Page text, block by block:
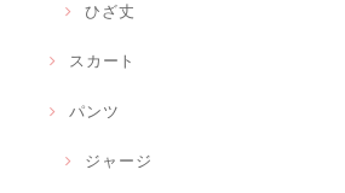
ひざ丈
スカート
パンツ
ジャージ